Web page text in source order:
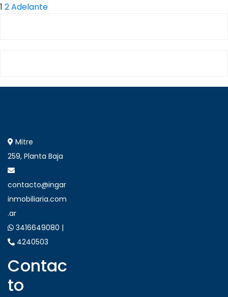
1 2Adelante
Mitre
259, Planta Baja
contacto@ingar
inmobiliaria.com
.ar
3416649080 |
4240503
Contac
to